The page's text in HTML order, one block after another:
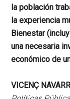
la población
la experiencia
Bienestar
una necesaria
económico de
VICENÇ